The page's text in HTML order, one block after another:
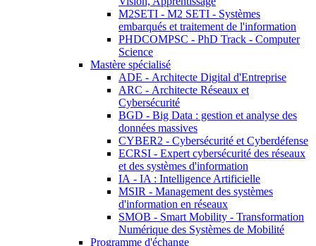
M2SETI - M2 SETI - Systèmes
embarqués et traitement de l'information
PHDCOMPSC - PhD Track - Computer
Science
Mastère spécialisé
ADE - Architecte Digital d'Entreprise
ARC - Architecte Réseaux et
Cybersécurité
BGD - Big Data : gestion et analyse des
données massives
CYBER2 - Cybersécurité et Cyberdéfense
ECRSI - Expert cybersécurité des réseaux
et des systèmes d'information
IA - IA : Intelligence Artificielle
MSIR - Management des systèmes
d'information en réseaux
SMOB - Smart Mobility - Transformation
Numérique des Systèmes de Mobilité
Programme d'échange